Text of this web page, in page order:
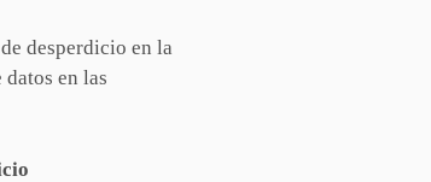
desperdicio en la
en las